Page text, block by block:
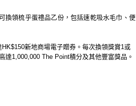
換領梳乎蛋禮品乙份， 包括速乾吸水毛巾、便
HK$150新地商場電子贈券 。 每次換領獎賞1或
達1,000,000 The Point積分及其他豐富獎品。